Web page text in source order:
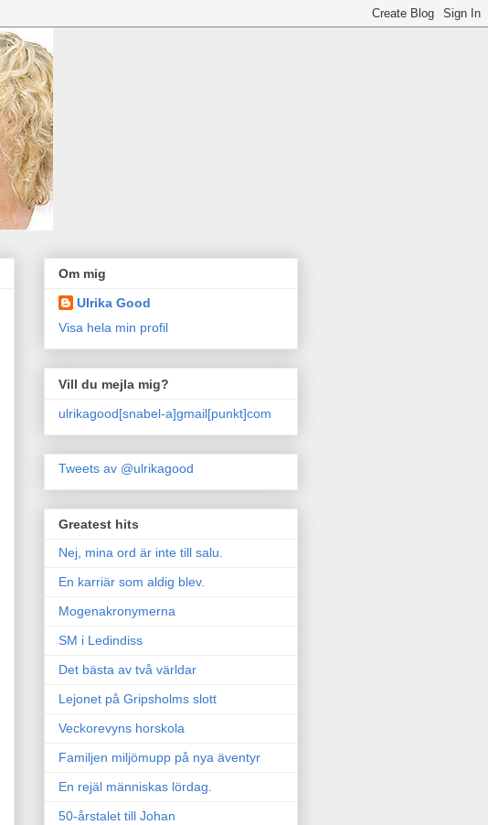
Om mig
Ulrika Good
Visa hela min profil
Vill du mejla mig?
ulrikagood[snabel-a]gmail[punkt]com
Tweets av @ulrikagood
Greatest hits
Nej, mina ord är inte till salu.
En karriär som aldig blev.
Mogenakronymerna
SM i Ledindiss
Det bästa av två världar
Lejonet på Gripsholms slott
Veckorevyns horskola
Familjen miljömupp på nya äventyr
En rejäl människas lördag.
50-årstalet till Johan